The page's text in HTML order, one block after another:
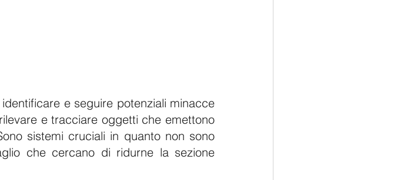
e seguire potenziali minacce
e tracciare oggetti che emettono
sistemi cruciali in quanto non sono
che cercano di ridurne la sezione